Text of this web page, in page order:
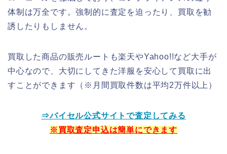
体制は万全です。強制的に査定を迫ったり、買取を勧
誘したりもしません。
買取した商品の販売ルートも楽天やYahoo!!など大手が
中心なので、大切にしてきた洋服を安心して買取に出
すことができます（※月間買取件数は平均2万件以上）
⇒バイセル公式サイトで査定してみる
※買取査定申込は簡単にできます